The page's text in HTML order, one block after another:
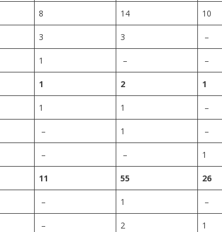
8 14 10
3 3 –
1 – –
1 2 1
1 1 –
– 1 –
– – 1
11 55 26
– 1 –
– 2 1